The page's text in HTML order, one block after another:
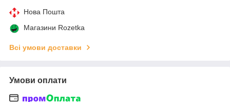
Нова Пошта
Магазини Rozetka
Всі умови доставки
Умови оплати